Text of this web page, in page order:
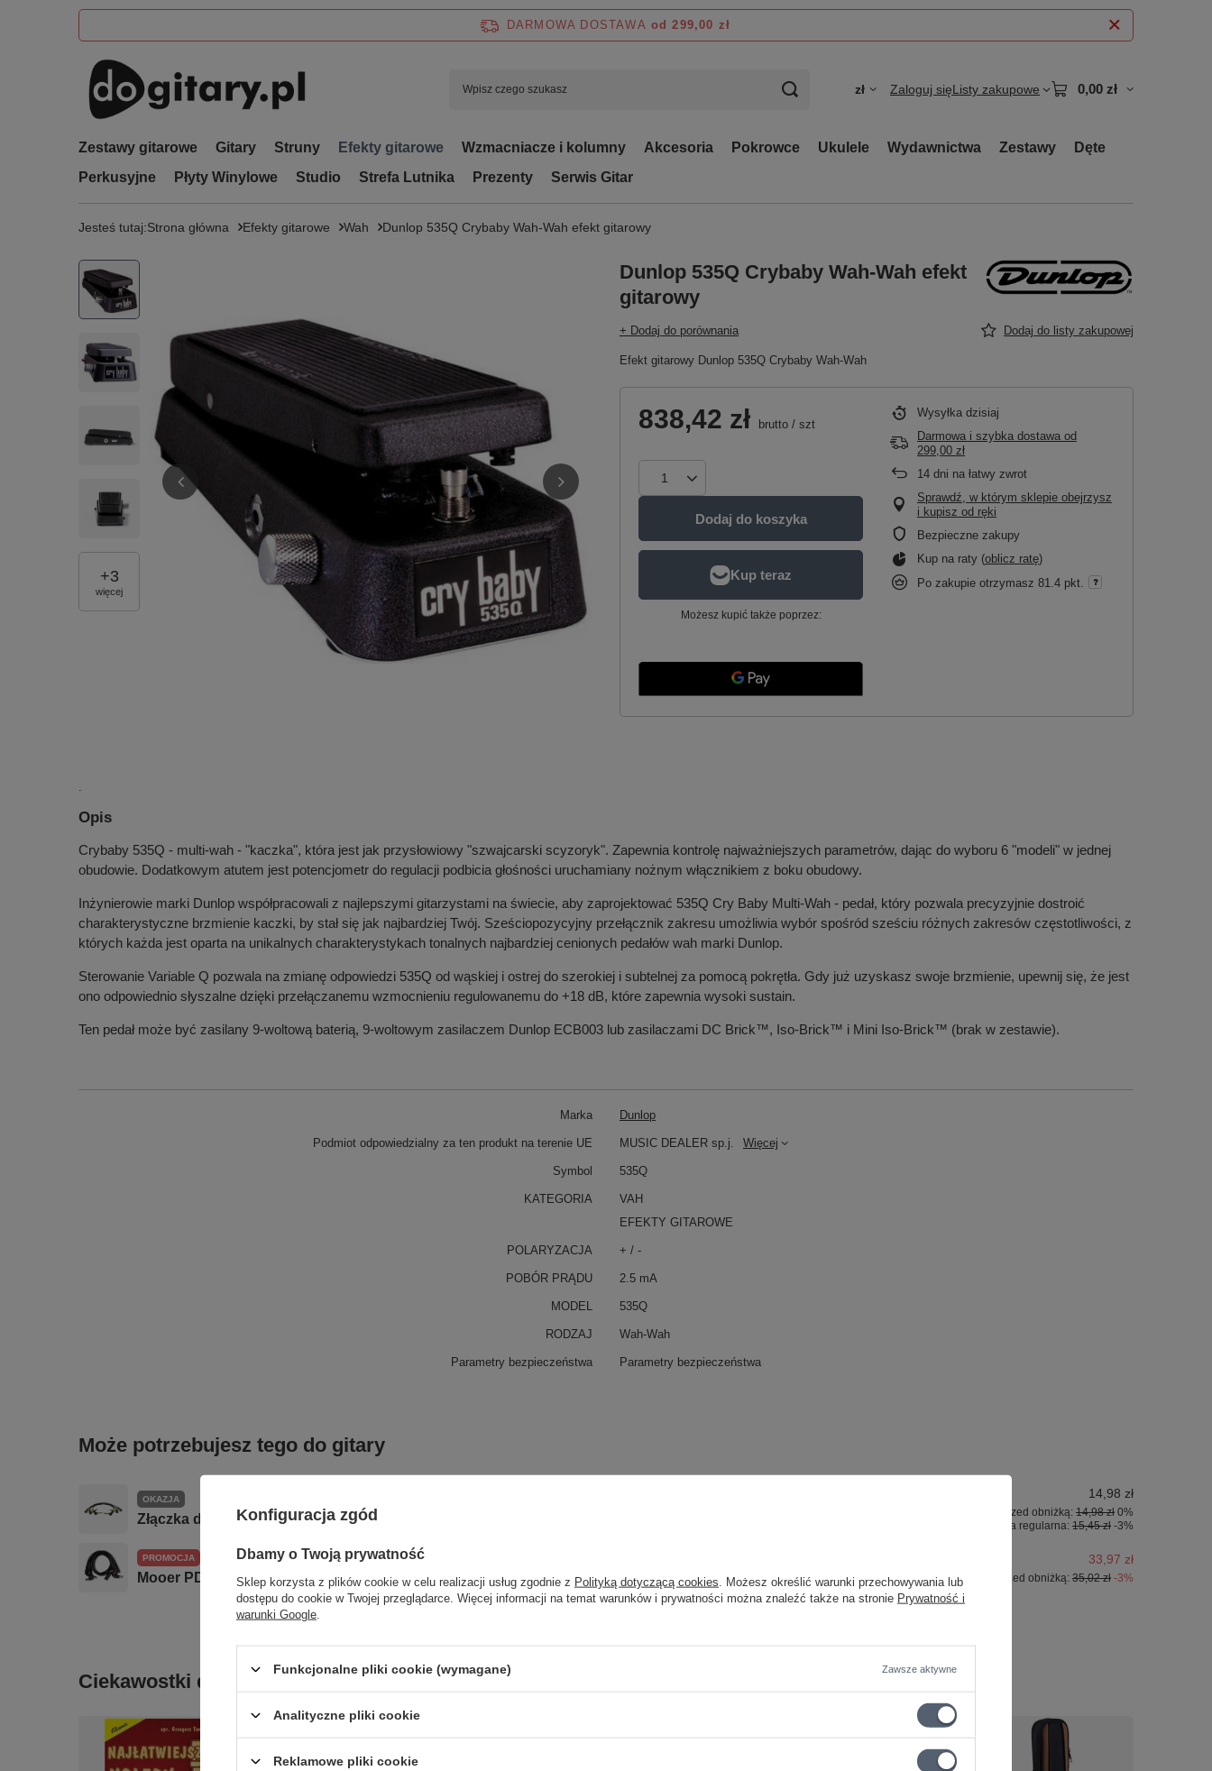
DARMOWA DOSTAWA od 299,00 zł
zł Zaloguj sięListy zakupowe 0,00 zł
Zestawy gitarowe Gitary Struny Efekty gitarowe Wzmacniacze i kolumny Akcesoria Pokrowce Ukulele Wydawnictwa Zestawy
Dęte
Perkusyjne
Płyty Winylowe Studio Strefa Lutnika Prezenty Serwis Gitar
Jesteś tutaj:Strona główna Efekty gitarowe Wah Dunlop 535Q Crybaby Wah-Wah efekt gitarowy
+3
więcej
Dunlop 535Q Crybaby Wah-Wah efekt
gitarowy
+ Dodaj do porównania Dodaj do listy zakupowej
Efekt gitarowy Dunlop 535Q Crybaby Wah-Wah
838,42 zł brutto / szt
Dodaj do koszyka
Możesz kupić także poprzez:
Wysyłka dzisiaj
Darmowa i szybka dostawa od
299,00 zł
14 dni na łatwy zwrot
Sprawdź, w którym sklepie obejrzysz
i kupisz od ręki
Bezpieczne zakupy
Kup na raty (oblicz ratę)
Po zakupie otrzymasz 81.4 pkt.
.
Opis
Crybaby 535Q - multi-wah - "kaczka", która jest jak przysłowiowy "szwajcarski scyzoryk". Zapewnia kontrolę najważniejszych parametrów, dając do wyboru 6 "modeli" w jednej
obudowie. Dodatkowym atutem jest potencjometr do regulacji podbicia głośności uruchamiany nożnym włącznikiem z boku obudowy.
Inżynierowie marki Dunlop współpracowali z najlepszymi gitarzystami na świecie, aby zaprojektować 535Q Cry Baby Multi-Wah - pedał, który pozwala precyzyjnie dostroić
charakterystyczne brzmienie kaczki, by stał się jak najbardziej Twój. Sześciopozycyjny przełącznik zakresu umożliwia wybór spośród sześciu różnych zakresów częstotliwości, z
których każda jest oparta na unikalnych charakterystykach tonalnych najbardziej cenionych pedałów wah marki Dunlop.
Sterowanie Variable Q pozwala na zmianę odpowiedzi 535Q od wąskiej i ostrej do szerokiej i subtelnej za pomocą pokrętła. Gdy już uzyskasz swoje brzmienie, upewnij się, że jest
ono odpowiednio słyszalne dzięki przełączanemu wzmocnieniu regulowanemu do +18 dB, które zapewnia wysoki sustain.
Ten pedał może być zasilany 9-woltową baterią, 9-woltowym zasilaczem Dunlop ECB003 lub zasilaczami DC Brick™, Iso-Brick™ i Mini Iso-Brick™ (brak w zestawie).
Marka Dunlop
Podmiot odpowiedzialny za ten produkt na terenie UE MUSIC DEALER sp.j. Więcej
Symbol 535Q
KATEGORIA
VAH
EFEKTY GITAROWE
POLARYZACJA + / -
POBÓR PRĄDU 2.5 mA
MODEL 535Q
RODZAJ Wah-Wah
Parametry bezpieczeństwa Parametry bezpieczeństwa
Może potrzebujesz tego do gitary
OKAZJA
Złączka do efektów gitarowych KLOTZ PP-AJJ0030 J/J 30cm
14,98 zł
Najniższa cena z 30 dni przed obniżką: 14,98 zł 0%
Cena regularna: 15,45 zł -3%
PROMOCJA
Mooer PDC 8A Kabel zasilacza na 8 efektów, wtyk kątowy
33,97 zł
Najniższa cena z 30 dni przed obniżką: 35,02 zł -3%
Ciekawostki do gitary
Konfiguracja zgód
Dbamy o Twoją prywatność
Sklep korzysta z plików cookie w celu realizacji usług zgodnie z Polityką dotyczącą cookies . Możesz określić warunki przechowywania lub
dostępu do cookie w Twojej przeglądarce. Więcej informacji na temat warunków i prywatności można znaleźć także na stronie Prywatność i
warunki Google
Funkcjonalne pliki cookie (wymagane) Zawsze aktywne
Analityczne pliki cookie
Reklamowe pliki cookie